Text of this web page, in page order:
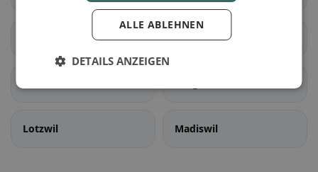
Busswil bei Melchnau
Lotzwil Madiswil
ALLE ABLEHNEN
DETAILS ANZEIGEN